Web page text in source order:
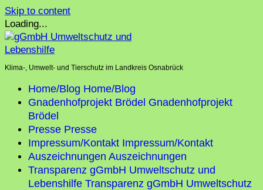
Skip to content
Loading...
Klima-, Umwelt- und Tierschutz im Landkreis Osnabrück
Home/Blog Home/Blog
Gnadenhofprojekt Brödel Gnadenhofprojekt
Brödel
Presse Presse
Impressum/Kontakt Impressum/Kontakt
Auszeichnungen Auszeichnungen
Transparenz gGmbH Umweltschutz und
Lebenshilfe Transparenz gGmbH Umweltschutz